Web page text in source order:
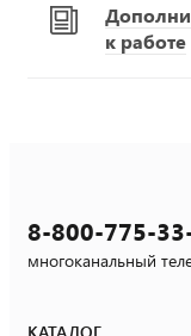
к работе
8-800-775-
многоканальный
КАТАЛОГ